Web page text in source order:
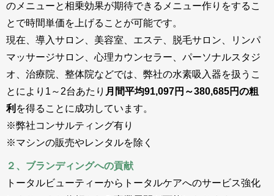
のメニューと相乗効果が期待できるメニュー作りをするこ
とで時間単価を上げることが可能です。
現在、導入サロン、美容室、エステ、脱毛サロン、リンパ
マッサージサロン、心理カウンセラー、パーソナルスタジ
オ、治療院、整体院などでは、弊社の水素吸入器を扱うこ
とにより1～2台あたり 月間平均91,097円～380,685円の粗
利 を得ることに成功しています。
※弊社コンサルティング有り
※マシンの販売やレンタルを除く
２、ブランディングへの貢献
トータルビューティーからトータルケアへのサービス強化